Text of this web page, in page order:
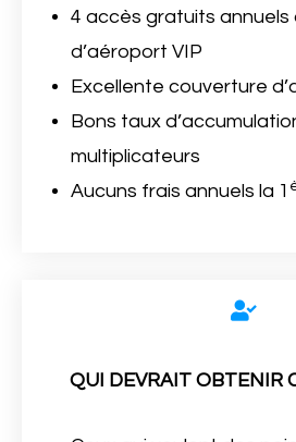
4 accès gratuits annuels
d’aéroport VIP
Excellente couverture
Bons taux
multiplicateurs
Aucuns frais annuels la 1
QUI DEVRAIT OBTENIR